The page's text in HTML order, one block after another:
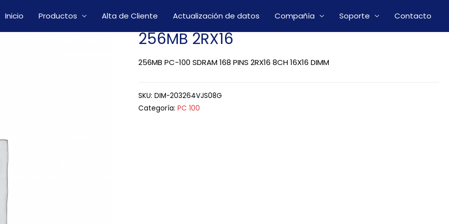
Inicio Productos Alta de Cliente Actualización de datos Compañía Soporte Contacto
256MB 2RX16
256MB PC-100 SDRAM 168 PINS 2RX16 8CH 16X16 DIMM
SKU:DIM-203264VJS08G
Categoría:PC 100